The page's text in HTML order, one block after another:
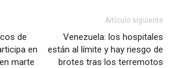
de
en
marte
Artículo siguiente
Venezuela: los hospitales
están al límite y hay riesgo de
brotes tras los terremotos